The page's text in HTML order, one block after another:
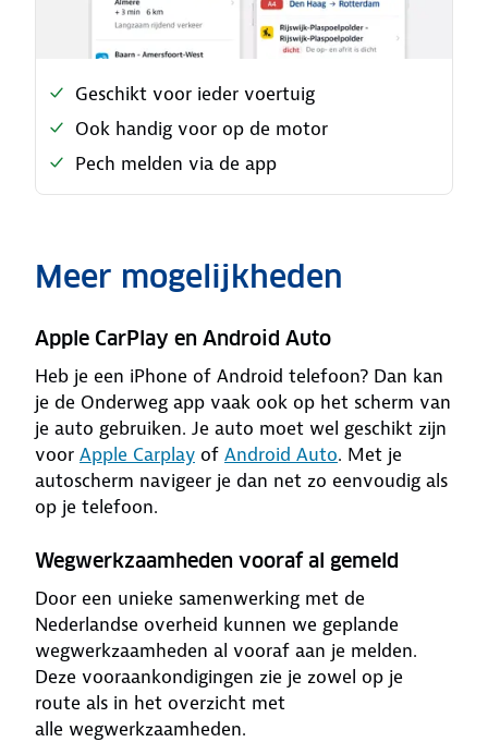
Geschikt voor ieder voertuig
Ook handig voor op de motor
Pech melden via de app
Meer mogelijkheden
Apple CarPlay en Android Auto
Heb je een iPhone of Android telefoon? Dan kan
je de Onderweg app vaak ook op het scherm van
je auto gebruiken. Je auto moet wel geschikt zijn
voor Apple Carplay of Android Auto. Met je
autoscherm navigeer je dan net zo eenvoudig als
op je telefoon.
Wegwerkzaamheden vooraf al gemeld
Door een unieke samenwerking met de
Nederlandse overheid kunnen we geplande
wegwerkzaamheden al vooraf aan je melden.
Deze vooraankondigingen zie je zowel op je
route als in het overzicht met
alle wegwerkzaamheden.